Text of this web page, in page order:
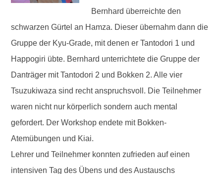
Bernhard überreichte den
schwarzen Gürtel an Hamza. Dieser übernahm dann die
Gruppe der Kyu-Grade, mit denen er Tantodori 1 und
Happogiri übte. Bernhard unterrichtete die Gruppe der
Danträger mit Tantodori 2 und Bokken 2. Alle vier
Tsuzukiwaza sind recht anspruchsvoll. Die Teilnehmer
waren nicht nur körperlich sondern auch mental
gefordert. Der Workshop endete mit Bokken-
Atemübungen und Kiai.
Lehrer und Teilnehmer konnten zufrieden auf einen
intensiven Tag des Übens und des Austauschs